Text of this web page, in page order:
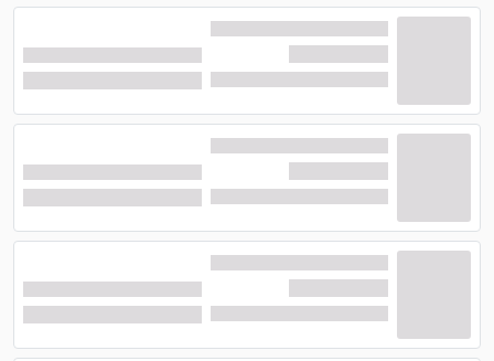
های طراحی شده است. ناگفته نماند برخی از اتاق های هتل
دارای سرویس بهداشتی ایرانی هستند. سیستم سرمایش و
گرمایش هم در داخل اتاق ها وجود دارد.
امکانات هتل فرزانگان مشهد
هتل فرزانگان مشهد دارای امکاناتی همچون پارکینگ می
باشد. ضمن این که خدمات تاکسی سرویس ارائه می شود.
خدمات خشک شویی نیز با پرداخت هزینه ممکن است.
وجود بالکن از دیگر امکانات هتل به شمار می رود. ضمن